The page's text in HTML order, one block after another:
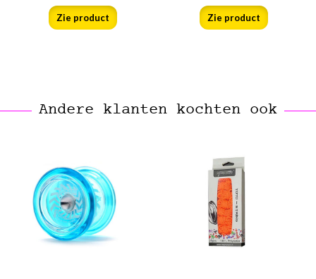
Zie product Zie product
Andere klanten kochten ook